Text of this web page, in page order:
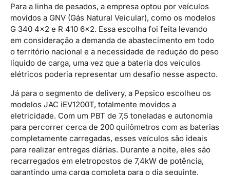
Para a linha de pesados, a empresa optou por veículos
movidos a GNV (Gás Natural Veicular), como os modelos
G 340 4×2 e R 410 6×2. Essa escolha foi feita levando
em consideração a demanda de abastecimento em todo
o território nacional e a necessidade de redução do peso
líquido de carga, uma vez que a bateria dos veículos
elétricos poderia representar um desafio nesse aspecto.
Já para o segmento de delivery, a Pepsico escolheu os
modelos JAC iEV1200T, totalmente movidos a
eletricidade. Com um PBT de 7,5 toneladas e autonomia
para percorrer cerca de 200 quilômetros com as baterias
completamente carregadas, esses veículos são ideais
para realizar entregas diárias. Durante a noite, eles são
recarregados em eletropostos de 7,4kW de potência,
garantindo uma carga completa para o dia seguinte.